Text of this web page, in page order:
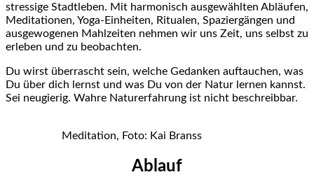
stressige Stadtleben. Mit harmonisch ausgewählten Abläufen,
Meditationen, Yoga-Einheiten, Ritualen, Spaziergängen und
ausgewogenen Mahlzeiten nehmen wir uns Zeit, uns selbst zu
erleben und zu beobachten.
Du wirst überrascht sein, welche Gedanken auftauchen, was
Du über dich lernst und was Du von der Natur lernen kannst.
Sei neugierig. Wahre Naturerfahrung ist nicht beschreibbar.
Meditation, Foto: Kai Branss
Ablauf